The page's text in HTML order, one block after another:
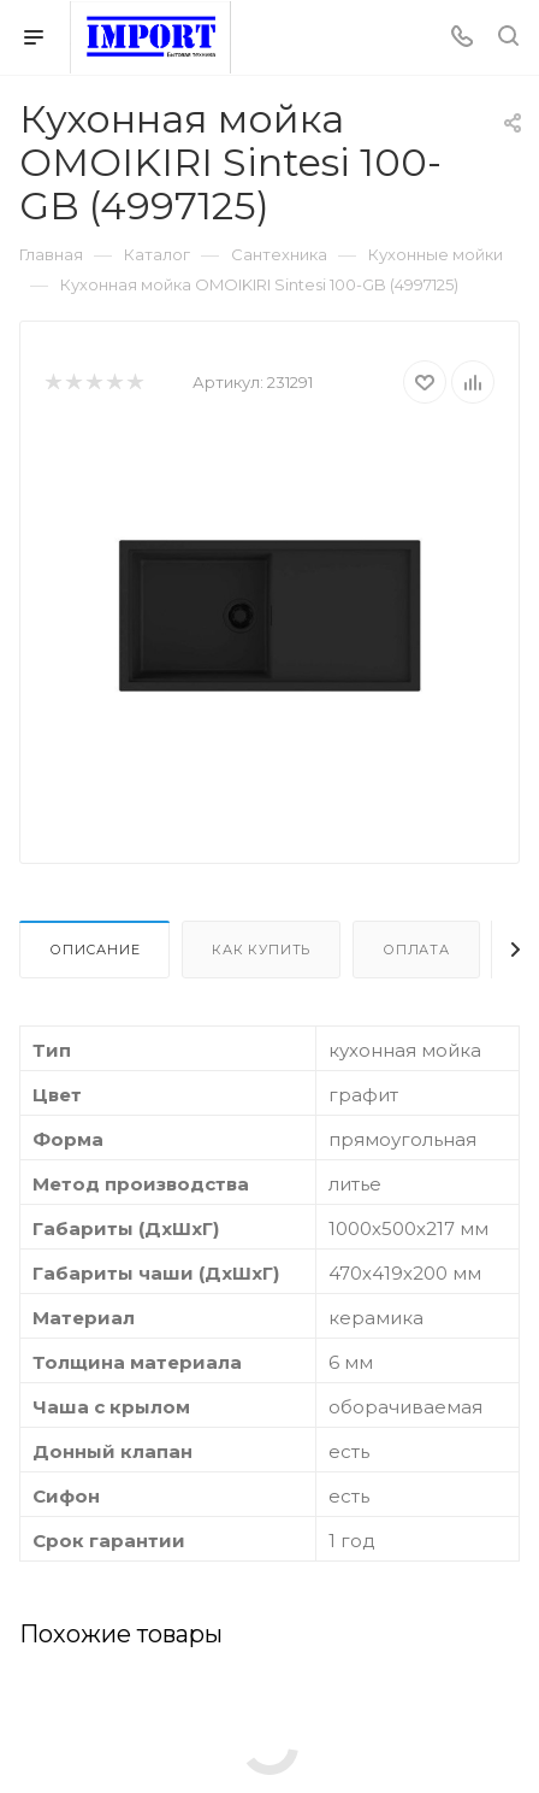
Кухонная мойка
OMOIKIRI Sintesi 100-
GB (4997125)
Главная — Каталог — Сантехника — Кухонные мойки
— Кухонная мойка OMOIKIRI Sintesi 100-GB (4997125)
Артикул: 231291
ОПИСАНИЕ КАК КУПИТЬ ОПЛАТА
Тип
кухонная мойка
Цвет
графит
Форма
прямоугольная
Метод производства
литье
Габариты (ДхШхГ)
1000х500х217 мм
Габариты чаши (ДхШхГ)
470х419х200 мм
Материал
керамика
Толщина материала
6 мм
Чаша с крылом
оборачиваемая
Донный клапан
есть
Сифон
есть
Срок гарантии
1 год
Похожие товары